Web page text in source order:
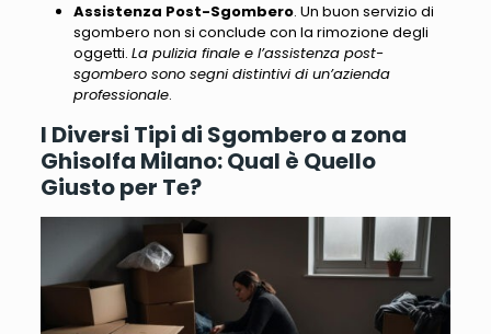
Assistenza Post-Sgombero. Un buon servizio di
sgombero non si conclude con la rimozione degli
oggetti. La pulizia finale e l’assistenza post-
sgombero sono segni distintivi di un’azienda
professionale.
I Diversi Tipi di Sgombero a zona
Ghisolfa Milano: Qual è Quello
Giusto per Te?